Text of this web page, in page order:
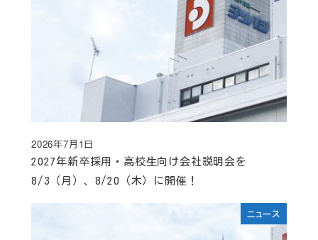
2027年新卒採用・高校生向け会社説明会を
8/3（月）、8/20（木）に開催！
投稿日
2026年7月1日
ニュース